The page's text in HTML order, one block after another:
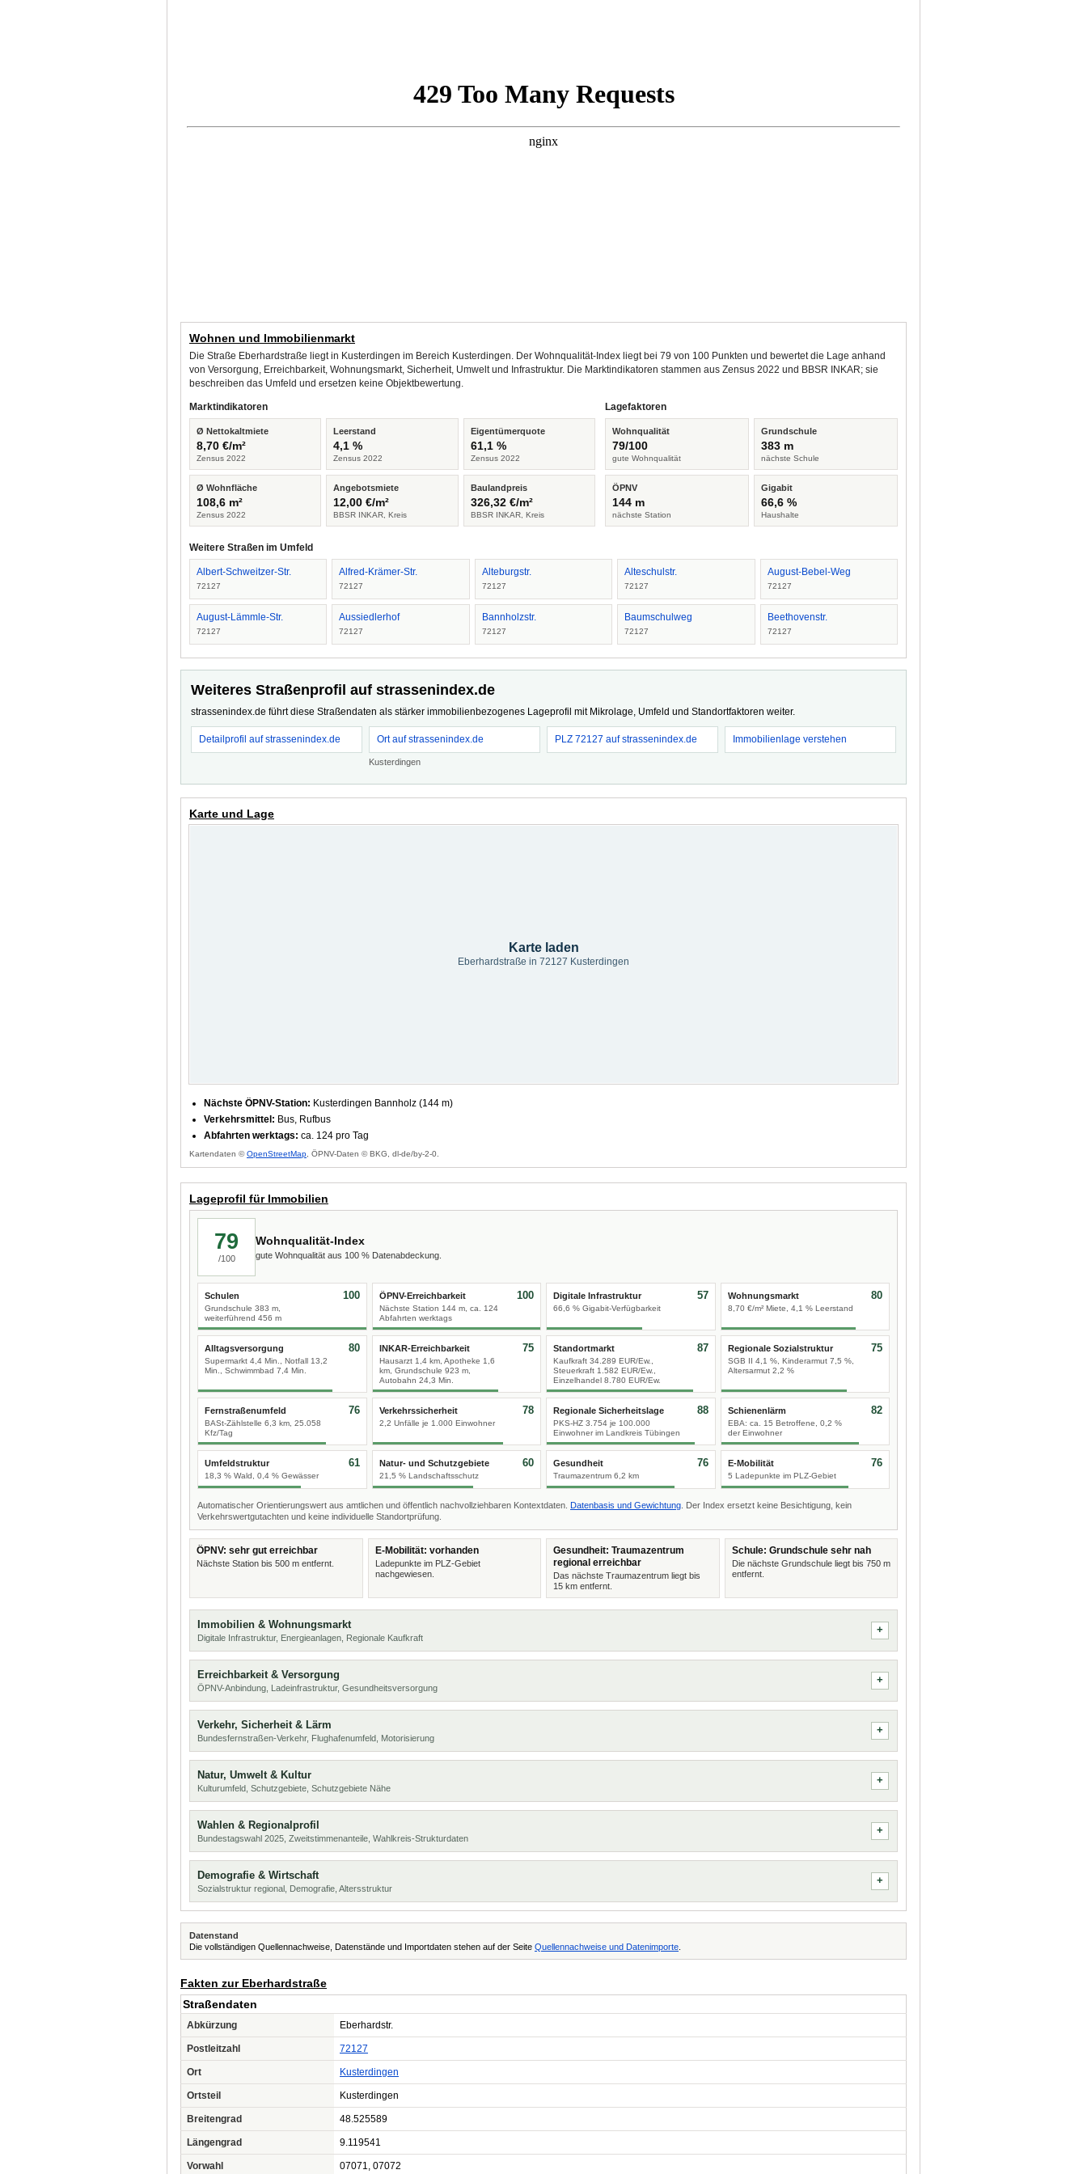
Wohnen und Immobilienmarkt
Die Straße Eberhardstraße liegt in Kusterdingen im Bereich Kusterdingen. Der Wohnqualität-Index liegt bei 79 von 100 Punkten und bewertet die Lage anhand
von Versorgung, Erreichbarkeit, Wohnungsmarkt, Sicherheit, Umwelt und Infrastruktur. Die Marktindikatoren stammen aus Zensus 2022 und BBSR INKAR; sie
beschreiben das Umfeld und ersetzen keine Objektbewertung.
Marktindikatoren
Ø Nettokaltmiete
8,70 €/m²
Zensus 2022
Leerstand
4,1 %
Zensus 2022
Eigentümerquote
61,1 %
Zensus 2022
Ø Wohnfläche
108,6 m²
Zensus 2022
Angebotsmiete
12,00 €/m²
BBSR INKAR, Kreis
Baulandpreis
326,32 €/m²
BBSR INKAR, Kreis
Lagefaktoren
Wohnqualität
79/100
gute Wohnqualität
Grundschule
383 m
nächste Schule
ÖPNV
144 m
nächste Station
Gigabit
66,6 %
Haushalte
Weitere Straßen im Umfeld
Albert-Schweitzer-Str.
72127
Alfred-Krämer-Str.
72127
Alteburgstr.
72127
Alteschulstr.
72127
August-Bebel-Weg
72127
August-Lämmle-Str.
72127
Aussiedlerhof
72127
Bannholzstr.
72127
Baumschulweg
72127
Beethovenstr.
72127
Weiteres Straßenprofil auf strassenindex.de
strassenindex.de führt diese Straßendaten als stärker immobilienbezogenes Lageprofil mit Mikrolage, Umfeld und Standortfaktoren weiter.
Detailprofil auf strassenindex.de Ort auf strassenindex.de
Kusterdingen
PLZ 72127 auf strassenindex.de Immobilienlage verstehen
Karte und Lage
Karte laden
Eberhardstraße in 72127 Kusterdingen
Nächste ÖPNV-Station: Kusterdingen Bannholz (144 m)
Verkehrsmittel: Bus, Rufbus
Abfahrten werktags: ca. 124 pro Tag
Kartendaten ©OpenStreetMap , ÖPNV-Daten © BKG, dl-de/by-2-0.
Lageprofil für Immobilien
79
/100
Wohnqualität-Index
gute Wohnqualität aus 100 % Datenabdeckung.
Schulen
Grundschule 383 m,
weiterführend 456 m
100 ÖPNV-Erreichbarkeit
Nächste Station 144 m, ca. 124
Abfahrten werktags
100 Digitale Infrastruktur
66,6 % Gigabit-Verfügbarkeit
57 Wohnungsmarkt
8,70 €/m² Miete, 4,1 % Leerstand
80
Alltagsversorgung
Supermarkt 4,4 Min., Notfall 13,2
Min., Schwimmbad 7,4 Min.
80 INKAR-Erreichbarkeit
Hausarzt 1,4 km, Apotheke 1,6
km, Grundschule 923 m,
Autobahn 24,3 Min.
75 Standortmarkt
Kaufkraft 34.289 EUR/Ew.,
Steuerkraft 1.582 EUR/Ew.,
Einzelhandel 8.780 EUR/Ew.
87 Regionale Sozialstruktur
SGB II 4,1 %, Kinderarmut 7,5 %,
Altersarmut 2,2 %
75
Fernstraßenumfeld
BASt-Zählstelle 6,3 km, 25.058
Kfz/Tag
76 Verkehrssicherheit
2,2 Unfälle je 1.000 Einwohner
78 Regionale Sicherheitslage
PKS-HZ 3.754 je 100.000
Einwohner im Landkreis Tübingen
88 Schienenlärm
EBA: ca. 15 Betroffene, 0,2 %
der Einwohner
82
Umfeldstruktur
18,3 % Wald, 0,4 % Gewässer
61 Natur- und Schutzgebiete
21,5 % Landschaftsschutz
60 Gesundheit
Traumazentrum 6,2 km
76 E-Mobilität
5 Ladepunkte im PLZ-Gebiet
76
Automatischer Orientierungswert aus amtlichen und öffentlich nachvollziehbaren Kontextdaten. Datenbasis und Gewichtung . Der Index ersetzt keine Besichtigung, kein
Verkehrswertgutachten und keine individuelle Standortprüfung.
ÖPNV: sehr gut erreichbar
Nächste Station bis 500 m entfernt.
E-Mobilität: vorhanden
Ladepunkte im PLZ-Gebiet
nachgewiesen.
Gesundheit: Traumazentrum
regional erreichbar
Das nächste Traumazentrum liegt bis
15 km entfernt.
Schule: Grundschule sehr nah
Die nächste Grundschule liegt bis 750 m
entfernt.
Immobilien & Wohnungsmarkt
Digitale Infrastruktur, Energieanlagen, Regionale Kaufkraft
Erreichbarkeit & Versorgung
ÖPNV-Anbindung, Ladeinfrastruktur, Gesundheitsversorgung
Verkehr, Sicherheit & Lärm
Bundesfernstraßen-Verkehr, Flughafenumfeld, Motorisierung
Natur, Umwelt & Kultur
Kulturumfeld, Schutzgebiete, Schutzgebiete Nähe
Wahlen & Regionalprofil
Bundestagswahl 2025, Zweitstimmenanteile, Wahlkreis-Strukturdaten
Demografie & Wirtschaft
Sozialstruktur regional, Demografie, Altersstruktur
Datenstand
Die vollständigen Quellennachweise, Datenstände und Importdaten stehen auf der Seite Quellennachweise und Datenimporte
Fakten zur Eberhardstraße
Straßendaten
Abkürzung Eberhardstr.
Postleitzahl 72127
Ort Kusterdingen
Ortsteil Kusterdingen
Breitengrad 48.525589
Längengrad 9.119541
Vorwahl 07071, 07072